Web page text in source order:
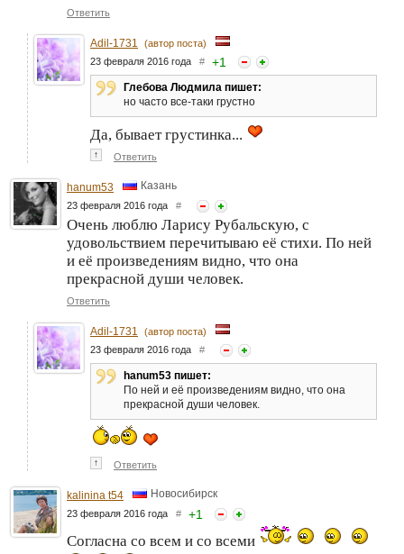
Ответить
Adil-1731
(автор поста)
23 февраля 2016 года # +1
Глебова Людмила пишет:
но часто все-таки грустно
Да, бывает грустинка...
↑ Ответить
hanum53 Казань
23 февраля 2016 года #
Очень люблю Ларису Рубальскую, с
удовольствием перечитываю её стихи. По ней
и её произведениям видно, что она
прекрасной души человек.
Ответить
Adil-1731
(автор поста)
23 февраля 2016 года #
hanum53 пишет:
По ней и её произведениям видно, что она
прекрасной души человек.
↑ Ответить
kalinina t54 Новосибирск
23 февраля 2016 года # +1
Согласна со всем и со всеми